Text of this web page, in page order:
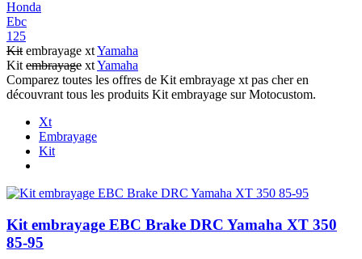
Honda
Ebc
125
Kit embrayage xtYamaha
Kit embrayage xtYamaha
Comparez toutes les offres de Kit embrayage xt pas cher en
découvrant tous les produits Kit embrayage sur Motocustom.
Xt
Embrayage
Kit
Kit embrayage EBC Brake DRC Yamaha XT 350
85-95